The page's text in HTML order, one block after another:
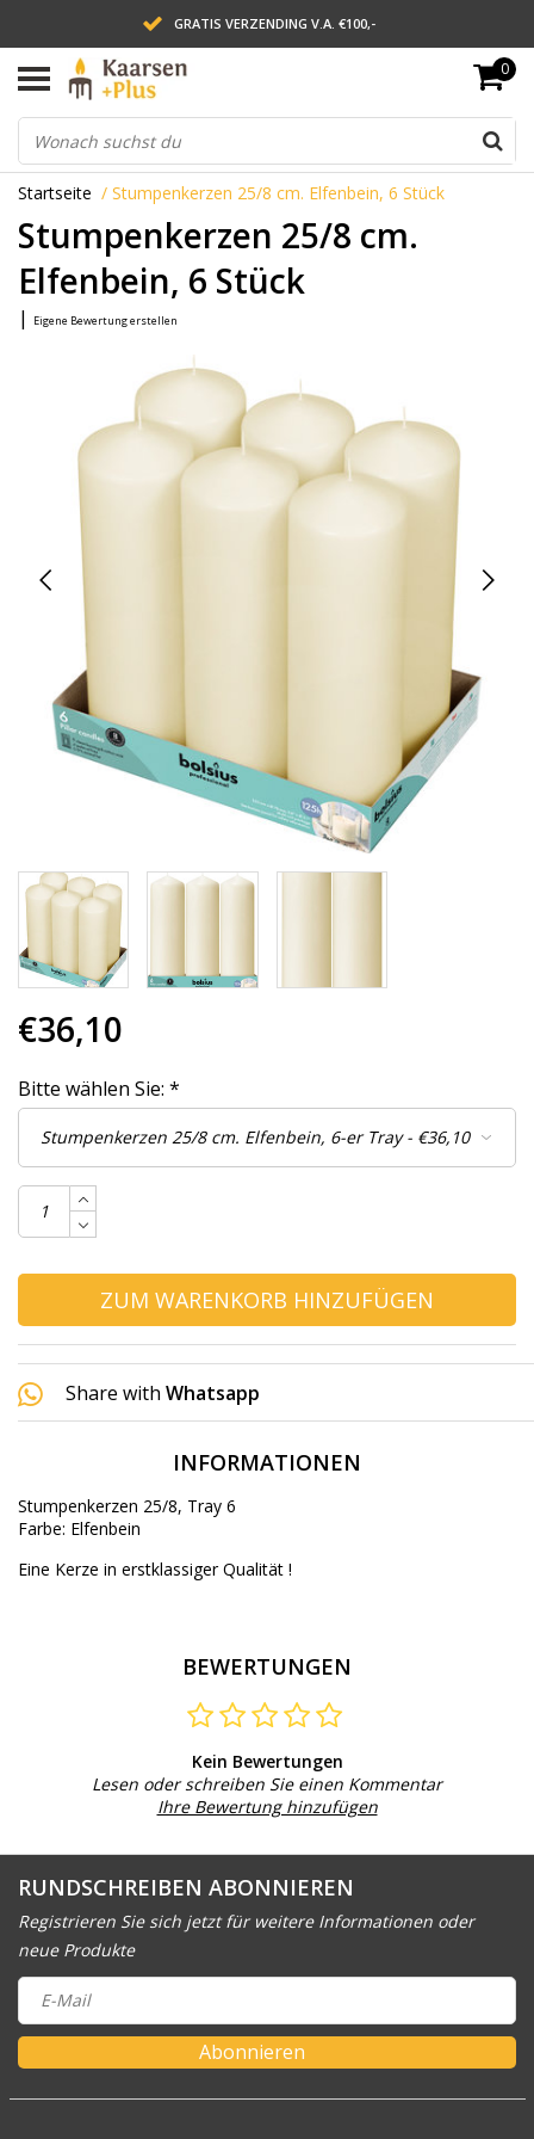
GRATIS VERZENDING V.A. €100,-
LEVERING BINNEN 2 WERKDAGEN
ACHTERAF BETALEN VIA AFTERPAY
0
Startseite / Stumpenkerzen 25/8 cm. Elfenbein, 6 Stück
Stumpenkerzen 25/8 cm.
Elfenbein, 6 Stück
| Eigene Bewertung erstellen
€36,10
Bitte wählen Sie: *
ZUM WARENKORB HINZUFÜGEN
Share with Whatsapp
INFORMATIONEN
Stumpenkerzen 25/8, Tray 6
Farbe: Elfenbein
Eine Kerze in erstklassiger Qualität !
BEWERTUNGEN
Kein Bewertungen
Lesen oder schreiben Sie einen Kommentar
Ihre Bewertung hinzufügen
RUNDSCHREIBEN ABONNIEREN
Registrieren Sie sich jetzt für weitere Informationen oder
neue Produkte
Abonnieren